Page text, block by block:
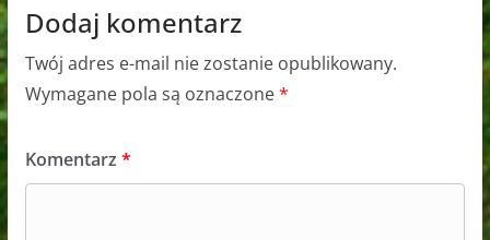
Dodaj komentarz
Twój adres e-mail nie zostanie opublikowany.
Wymagane pola są oznaczone*
Komentarz *